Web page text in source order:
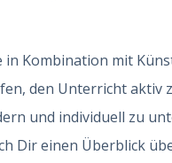
in Kombination mit
den Unterricht aktiv
und individuell zu
Dir einen Überblick